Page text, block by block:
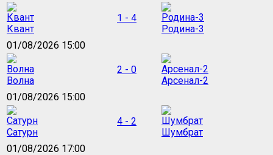
Квант
1 - 4
Родина-3
01/08/2026 15:00
Волна
2 - 0
Арсенал-2
01/08/2026 15:00
Сатурн
4 - 2
Шумбрат
01/08/2026 17:00